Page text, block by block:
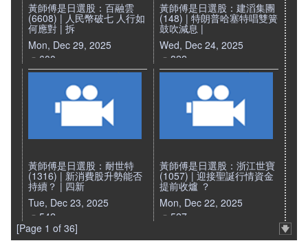
黃師傅是日選股：百融雲
(6608) | 人民幣破七 人行如
何應對 | 拆
Mon, Dec 29, 2025
600
黃師傅是日選股：建滔集團
(148) | 特朗普哈塞特唱雙簧
鼓吹減息 |
Wed, Dec 24, 2025
822
黃師傅是日選股：耐世特
(1316) | 新消費股升勢能否
持續？ | 四新
Tue, Dec 23, 2025
542
黃師傅是日選股：浙江世寶
(1057) | 迎接聖誕行情資金
提前收爐 ？
Mon, Dec 22, 2025
527
[Page 1 of 36]